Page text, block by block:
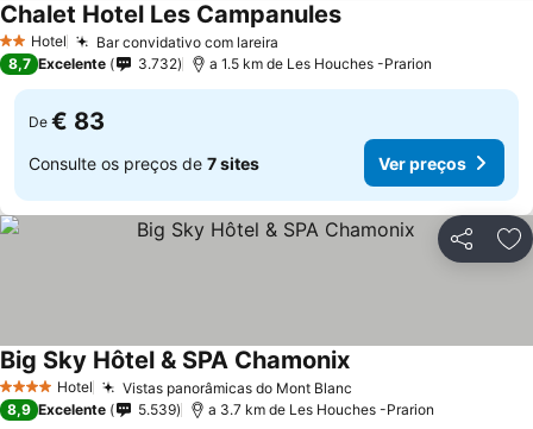
2 Estrelas
Hotel Bar convidativo com lareira
Chalet Hotel Les Campanules
8,7 Excelente 3.732 a 1.5 km de Les Houches -Prarion
De € 83
Consulte os preços de 7 sites Ver preços
Partilhar
4 EstrelasHotel Vistas panorâmicas do Mont Blanc
Big Sky Hôtel & SPA Chamonix
8,9 Excelente 5.539 a 3.7 km de Les Houches -Prarion